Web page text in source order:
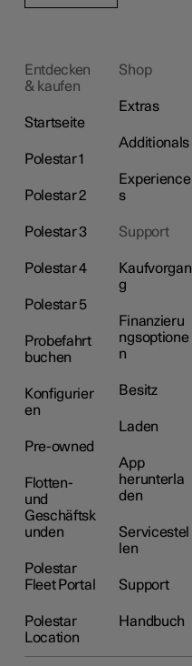
Entdecken
& kaufen
Startseite
Polestar 1
Polestar 2
Polestar 3
Polestar 4
Polestar 5
Probefahrt
buchen
Konfigurier
en
Pre-owned
Flotten-
und
Geschäftsk
unden
Polestar
Fleet Portal
Polestar
Location
Shop
Extras
Additionals
Experience
s
Support
Kaufvorgan
g
Finanzieru
ngsoptione
n
Besitz
Laden
App
herunterla
den
Servicestel
len
Support
Handbuch